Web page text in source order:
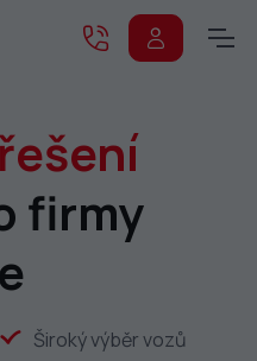
řešení
firmy
Široký výběr vozů